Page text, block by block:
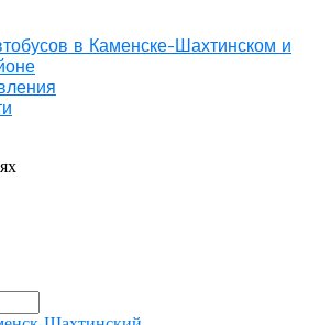
в Каменске-Шахтинском и